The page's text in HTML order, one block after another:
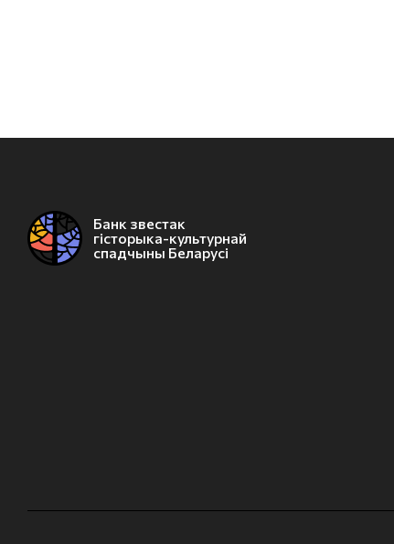
Банк звестак
гісторыка-культурнай
спадчыны Беларусі